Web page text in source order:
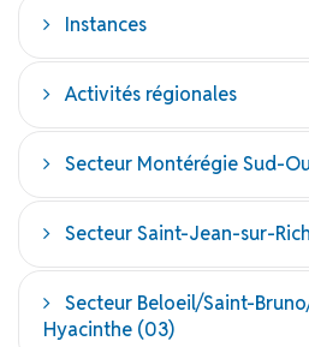
Instances
Activités régionales
Secteur Montérégie Sud-
Secteur Saint-Jean-sur-
Secteur Beloeil/Saint-
Hyacinthe (03)